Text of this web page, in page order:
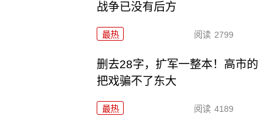
战争已没有后方
最热 阅读 2799
删去28字，扩军一整本！高市的
把戏骗不了东大
最热 阅读 4189